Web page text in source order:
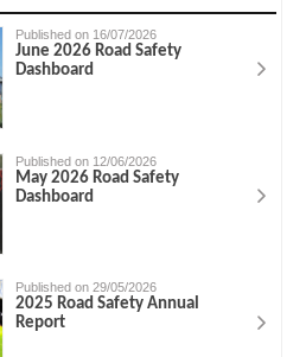
Published on 16/07/2026
June 2026 Road Safety
Dashboard
Published on 12/06/2026
May 2026 Road Safety
Dashboard
Published on 29/05/2026
2025 Road Safety Annual
Report